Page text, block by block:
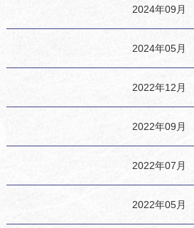
2024年09月
2024年05月
2022年12月
2022年09月
2022年07月
2022年05月